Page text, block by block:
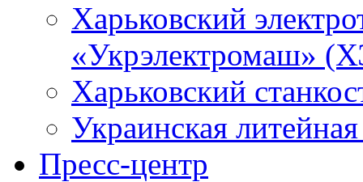
Харьковский
«Укрэлектромаш»
Харьковский
Украинская
Пресс-центр